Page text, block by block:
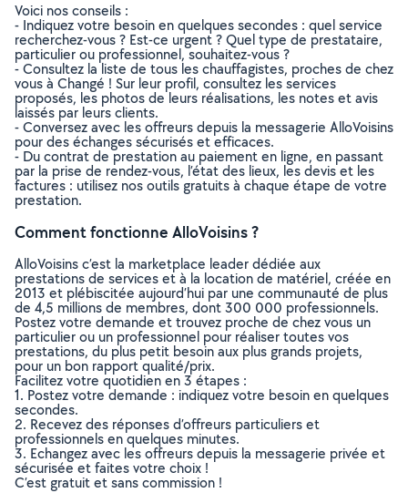
Voici nos conseils :
- Indiquez votre besoin en quelques secondes : quel service
recherchez-vous ? Est-ce urgent ? Quel type de prestataire,
particulier ou professionnel, souhaitez-vous ?
- Consultez la liste de tous les chauffagistes, proches de chez
vous à Changé ! Sur leur profil, consultez les services
proposés, les photos de leurs réalisations, les notes et avis
laissés par leurs clients.
- Conversez avec les offreurs depuis la messagerie AlloVoisins
pour des échanges sécurisés et efficaces.
- Du contrat de prestation au paiement en ligne, en passant
par la prise de rendez-vous, l’état des lieux, les devis et les
factures : utilisez nos outils gratuits à chaque étape de votre
prestation.
Comment fonctionne AlloVoisins ?
AlloVoisins c’est la marketplace leader dédiée aux
prestations de services et à la location de matériel, créée en
2013 et plébiscitée aujourd’hui par une communauté de plus
de 4,5 millions de membres, dont 300 000 professionnels.
Postez votre demande et trouvez proche de chez vous un
particulier ou un professionnel pour réaliser toutes vos
prestations, du plus petit besoin aux plus grands projets,
pour un bon rapport qualité/prix.
Facilitez votre quotidien en 3 étapes :
1. Postez votre demande : indiquez votre besoin en quelques
secondes.
2. Recevez des réponses d’offreurs particuliers et
professionnels en quelques minutes.
3. Echangez avec les offreurs depuis la messagerie privée et
sécurisée et faites votre choix !
C’est gratuit et sans commission !